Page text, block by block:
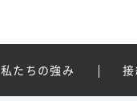
私たちの強み